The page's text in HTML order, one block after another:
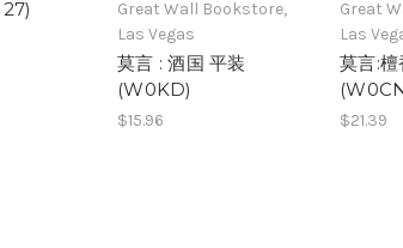
Great Wall Bookstore,
Las Vegas
莫言 : 酒国 平装
(W0KD)
$15.96
Great
Las
莫言:
$21.39